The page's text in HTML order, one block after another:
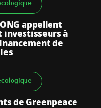
ONG appellent
investisseurs à
de
de Greenpeace